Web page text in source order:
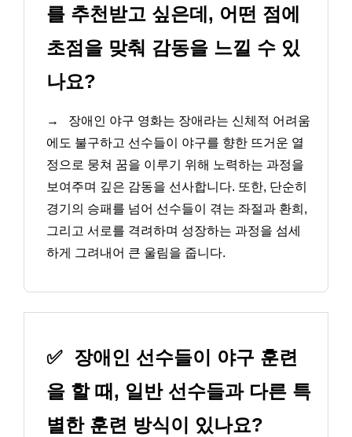
를 추천받고 싶은데, 어떤 점에
초점을 맞춰 감동을 느낄 수 있
나요?
→
장애인 야구 영화는 장애라는 신체적 어려움
에도 불구하고 선수들이 야구를 향한 뜨거운 열
정으로 뭉쳐 꿈을 이루기 위해 노력하는 과정을
보여주며 깊은 감동을 선사합니다. 또한, 단순히
경기의 승패를 넘어 선수들이 겪는 좌절과 환희,
그리고 서로를 격려하며 성장하는 과정을 섬세
하게 그려내어 큰 울림을 줍니다.
✅ 장애인 선수들이 야구 훈련
을 할 때, 일반 선수들과 다른 특
별한 훈련 방식이 있나요?